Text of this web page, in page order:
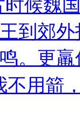
候魏
到郊
。更
不用箭